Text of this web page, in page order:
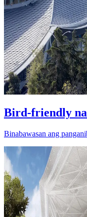
Bird-friendly na
Binabawasan ang